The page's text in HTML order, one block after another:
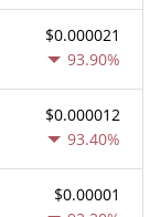
$0.000021
93.90%
$0.000012
93.40%
$0.00001